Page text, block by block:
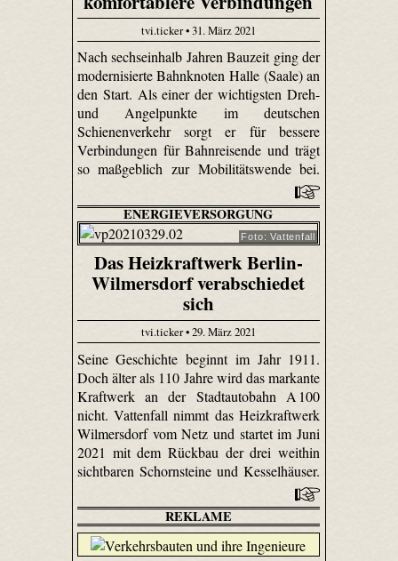
tvi.ticker • 31. März 2021
Nach sechseinhalb Jahren Bauzeit ging der
modernisierte Bahnknoten Halle (Saale) an
den Start. Als einer der wichtigsten Dreh-
und Angelpunkte im deutschen
Schienenverkehr sorgt er für bessere
Verbindungen für Bahnreisende und trägt
so maßgeblich zur Mobilitätswende bei.
ENERGIEVERSORGUNG
Foto: Vattenfall
Das Heizkraftwerk Berlin-
Wilmersdorf verabschiedet
sich
tvi.ticker • 29. März 2021
Seine Geschichte beginnt im Jahr 1911.
Doch älter als 110 Jahre wird das markante
Kraftwerk an der Stadtautobahn A 100
nicht. Vattenfall nimmt das Heizkraftwerk
Wilmersdorf vom Netz und startet im Juni
2021 mit dem Rückbau der drei weithin
sichtbaren Schornsteine und Kesselhäuser.
REKLAME